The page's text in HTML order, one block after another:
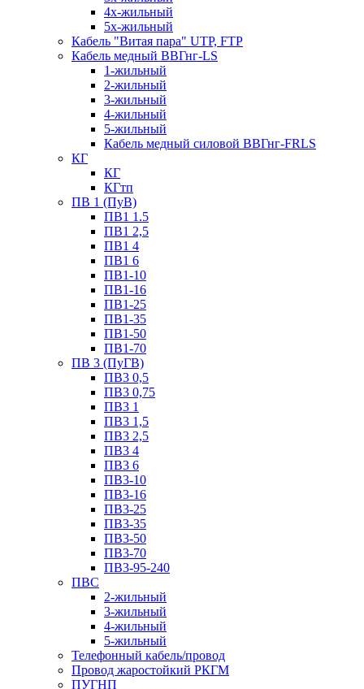
4х-жильный
5х-жильный
Кабель "Витая пара" UTP, FTP
Кабель медный ВВГнг-LS
1-жильный
2-жильный
3-жильный
4-жильный
5-жильный
Кабель медный силовой ВВГнг-FRLS
КГ
КГ
КГтп
ПВ 1 (ПуВ)
ПВ1 1.5
ПВ1 2,5
ПВ1 4
ПВ1 6
ПВ1-10
ПВ1-16
ПВ1-25
ПВ1-35
ПВ1-50
ПВ1-70
ПВ 3 (ПуГВ)
ПВ3 0,5
ПВ3 0,75
ПВ3 1
ПВ3 1,5
ПВ3 2,5
ПВ3 4
ПВ3 6
ПВ3-10
ПВ3-16
ПВ3-25
ПВ3-35
ПВ3-50
ПВ3-70
ПВ3-95-240
ПВС
2-жильный
3-жильный
4-жильный
5-жильный
Телефонный кабель/провод
Провод жаростойкий РКГМ
ПУГНП